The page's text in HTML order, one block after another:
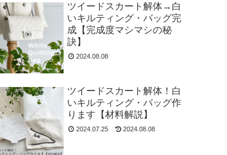
ツイードスカート解体→白
いキルティング・バッグ完
成【完成度マシマシの秘
訣】
2024.08.08
ツイードスカート解体！白
いキルティング・バッグ作
ります【材料解説】
2024.07.25 2024.08.08